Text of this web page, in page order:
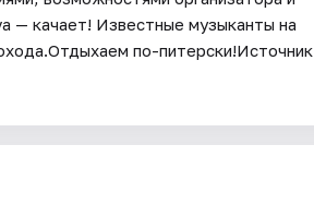
— качает! Известные музыканты на
по-питерски!Источник